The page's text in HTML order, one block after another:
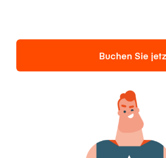
Buchen Sie